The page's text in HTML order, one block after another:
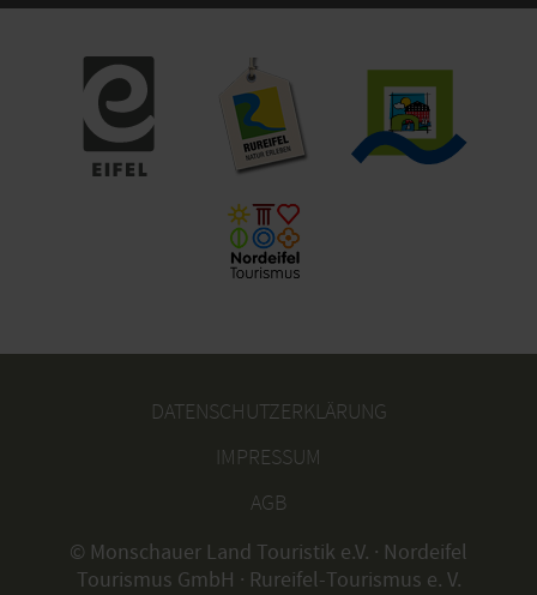
DATENSCHUTZERKLÄRUNG
IMPRESSUM
AGB
© Monschauer Land Touristik e.V. · Nordeifel
Tourismus GmbH · Rureifel-Tourismus e. V.